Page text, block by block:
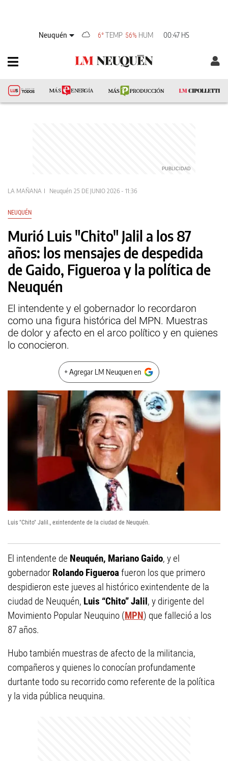
Neuquén 6°TEMP 56% HUM 00:47 HS
LA MAÑANA Neuquén 25 DE JUNIO 2026 - 11:36
NEUQUÉN
Murió Luis "Chito" Jalil a los 87
años: los mensajes de despedida
de Gaido, Figueroa y la política de
Neuquén
El intendente y el gobernador lo recordaron
como una figura histórica del MPN. Muestras
de dolor y afecto en el arco político y en quienes
lo conocieron.
+ Agregar LM Neuquen en
Luis "Chito" Jalil., exintendente de la ciudad de Neuquén.
El intendente de Neuquén, Mariano Gaido, y el
gobernador Rolando Figueroafueron los que primero
despidieron este jueves al histórico exintendente de la
ciudad de Neuquén, Luis “Chito” Jalil, y dirigente del
Movimiento Popular Neuquino (MPN) que falleció a los
87 años.
Hubo también muestras de afecto de la militancia,
compañeros y quienes lo conocían profundamente
durtante todo su recorrido como referente de la política
y la vida pública neuquina.